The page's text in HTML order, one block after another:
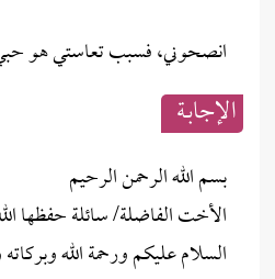
انصحوني، فسبب تعاستي هو
الإجابــة
بسم الله الرحمن الرحيم
الأخت الفاضلة/ سائلة حفظها
السلام عليكم ورحمة الله